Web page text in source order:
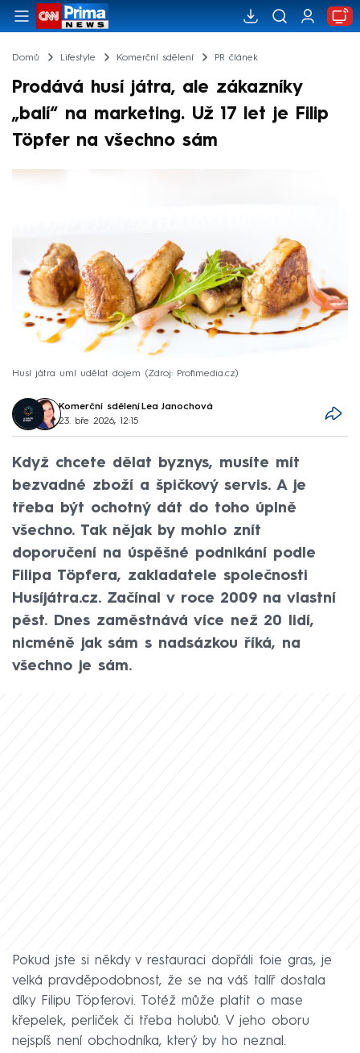
Domů Lifestyle Komerční sdělení PR článek
Prodává husí játra, ale zákazníky
„balí“ na marketing. Už 17 let je Filip
Töpfer na všechno sám
Husí játra umí udělat dojem Zdroj: Profimedia.cz
Komerční sdělení, Lea Janochová
23. bře 2026, 12:15
Když chcete dělat byznys, musíte mít
bezvadné zboží a špičkový servis. A je
třeba být ochotný dát do toho úplně
všechno. Tak nějak by mohlo znít
doporučení na úspěšné podnikání podle
Filipa Töpfera, zakladatele společnosti
Husíjátra.cz. Začínal v roce 2009 na vlastní
pěst. Dnes zaměstnává více než 20 lidí,
nicméně jak sám s nadsázkou říká, na
všechno je sám.
Pokud jste si někdy v restauraci dopřáli foie gras, je
velká pravděpodobnost, že se na váš talíř dostala
díky Filipu Töpferovi. Totéž může platit o mase
křepelek, perliček či třeba holubů. V jeho oboru
nejspíš není obchodníka, který by ho neznal.